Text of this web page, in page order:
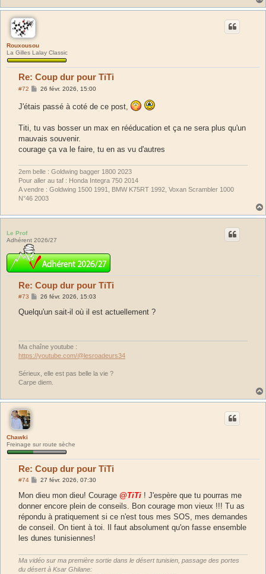
Rouxousou
La Gilles Lalay Classic
Re: Coup dur pour TiTi
#72
M
s
e
26 févr. 2026, 15:00
J'étais passé à coté de ce post,
Titi, tu vas bosser un max en rééducation et ça ne sera plus qu'un
mauvais souvenir.
courage ça va le faire, tu en as vu d'autres
2em belle : Goldwing bagger 1800 2023
Pour aller au taf : Honda Integra 750 2014
A vendre : Goldwing 1500 1991, BMW K75RT 1992, Voxan Scrambler 1000
N°46 2003
Le Prof
Adhérent 2026/27
Re: Coup dur pour TiTi
#73
M
s
s
26 févr. 2026, 15:03
Quelqu'un sait-il où il est actuellement ?
Ma chaîne youtube :
https://youtube.com/@lesroadeurs34
Sérieux, elle est pas belle la vie ?
Carpe diem.
Chawki
Freinage sur route sèche
Re: Coup dur pour TiTi
#74
M
s
a
g
27 févr. 2026, 07:30
Mon dieu mon dieu! Courage @TiTi ! J'espère que tu pourras me
donner encore plein de conseils. Bon courage mon vieux !!! Tu as
répondu à pratiquement si ce n'est tous mes SOS, mes demandes
de conseil. On tient à toi. Il faut absolument qu'on fasse ensemble
les dunes tunisiennes!
Ma vidéo sur ma première sortie dans le désert tunisien, passage des portes
du désert à Ksar Ghilane: